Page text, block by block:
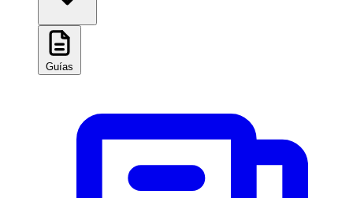
Guías